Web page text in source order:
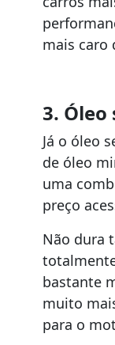
mais caro
3.
Já o óleo
de óleo
uma
preço
Não dura
bastante
muito
para o